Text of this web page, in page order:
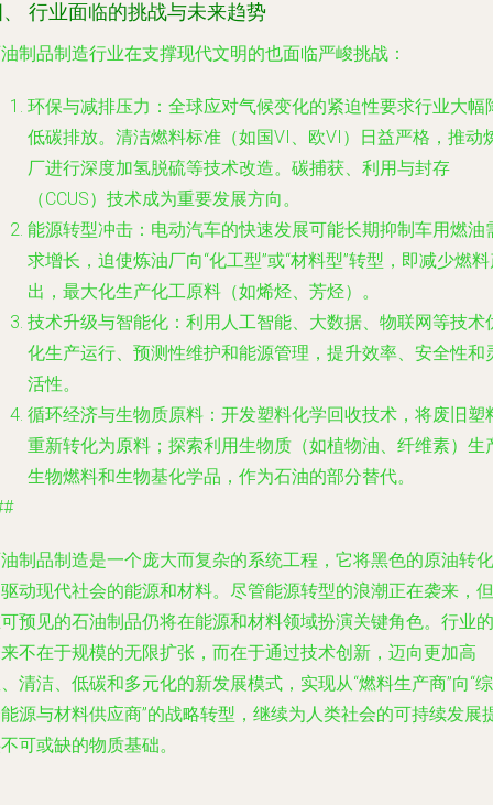
行业面临的挑战与未来趋势
制品制造行业在支撑现代文明的也面临严峻挑战：
环保与减排压力 ：全球应对气候变化的紧迫性要求行业大幅
低碳排放。清洁燃料标准（如国VI、欧VI）日益严格，推动
厂进行深度加氢脱硫等技术改造。碳捕获、利用与封存
（CCUS）技术成为重要发展方向。
能源转型冲击 ：电动汽车的快速发展可能长期抑制车用燃油
求增长，迫使炼油厂向“化工型”或“材料型”转型，即减少燃
出，最大化生产化工原料（如烯烃、芳烃）。
技术升级与智能化 ：利用人工智能、大数据、物联网等技术
化生产运行、预测性维护和能源管理，提升效率、安全性和
活性。
循环经济与生物质原料 ：开发塑料化学回收技术，将废旧塑
重新转化为原料；探索利用生物质（如植物油、纤维素）生
生物燃料和生物基化学品，作为石油的部分替代。
制品制造是一个庞大而复杂的系统工程，它将黑色的原油转化
动现代社会的能源和材料。尽管能源转型的浪潮正在袭来，但
预见的石油制品仍将在能源和材料领域扮演关键角色。行业的
不在于规模的无限扩张，而在于通过技术创新，迈向更加高
清洁、低碳和多元化的新发展模式，实现从“燃料生产商”向“综
源与材料供应商”的战略转型，继续为人类社会的可持续发展
可或缺的物质基础。